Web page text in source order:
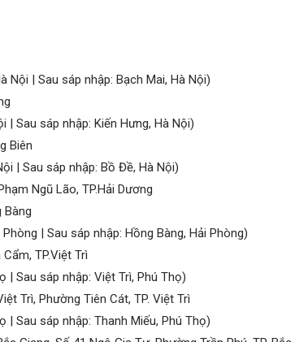
Nội | Sau sáp nhập: Bạch Mai, Hà Nội)
| Sau sáp nhập: Kiến Hưng, Hà Nội)
Biên
| Sau sáp nhập: Bồ Đề, Hà Nội)
Ngũ Lão, TP.Hải Dương
Bàng
| Sau sáp nhập: Hồng Bàng, Hải Phòng)
TP.Việt Trì
| Sau sáp nhập: Việt Trì, Phú Thọ)
Trì, Phường Tiên Cát, TP. Việt Trì
| Sau sáp nhập: Thanh Miếu, Phú Thọ)